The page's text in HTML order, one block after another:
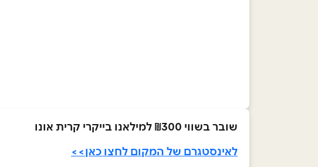
שובר בשווי ₪300 למילאנו בייקרי קרית אונו
לאינסטגרם של המקום לחצו כאן>>